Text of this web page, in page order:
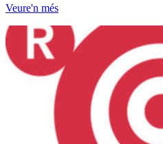
Veure'n més